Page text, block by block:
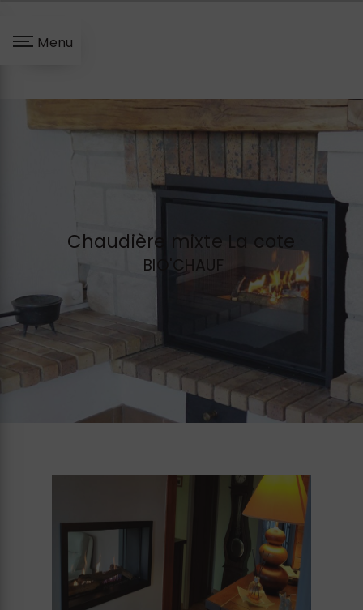
Menu
Chaudière mixte La cote
BIO'CHAUF